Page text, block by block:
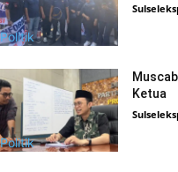
Politik
Politik
Ketua